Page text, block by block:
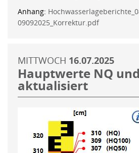
Anhang:
09092025_Korrektur.pdf
MITTWOCH 16.07.2025
Hauptwerte NQ
aktualisiert